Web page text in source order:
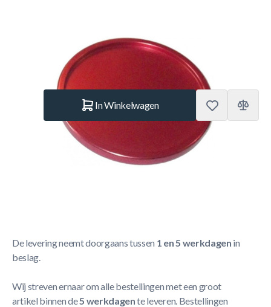
Merk:TopTable
Op voorraad
In Winkelwagen
De levering neemt doorgaans tussen 1 en 5 werkdagen in
beslag.
Wij streven ernaar om alle bestellingen met een groot
artikel binnen de5 werkdagente leveren. Bestellingen